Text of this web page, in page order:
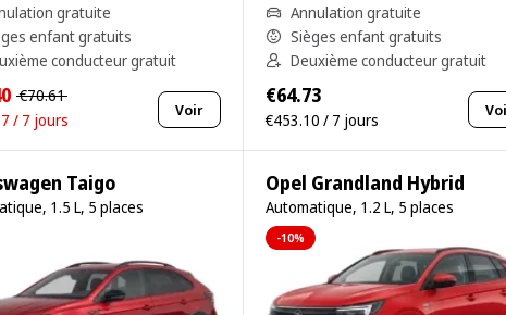
gratuite
enfant gratuits
conducteur gratuit
€70.61
/ 7 jours
Voir
Annulation gratuite
Sièges enfant gratuits
Deuxième conducteur gratuit
€64.73
€453.10 / 7 jours
Taigo
1.5 L, 5 places
Opel Grandland Hybrid
Automatique, 1.2 L, 5 places
-10%